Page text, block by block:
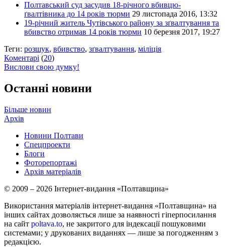
Полтавський суд засудив 18-річного вбивцю-
ґвалтівника до 14 років тюрми 29 листопада 2016, 13:32
19-річний житель Чутівського району за зґвалтування та
вбивство отримав 14 років тюрми 10 березня 2017, 19:27
Теги: розшук, вбивство, зґвалтування, міліція
Коментарі (20)
Вислови свою думку!
Останні новини
Більше новин
Архів
Новини Полтави
Спецпроекти
Блоги
Фоторепортажі
Архів матеріалів
© 2009 – 2026 Інтернет-видання «Полтавщина»
Використання матеріалів інтернет-видання «Полтавщина» на
інших сайтах дозволяється лише за наявності гіперпосилання
на сайт poltava.to, не закритого для індексації пошуковими
системами; у друкованих виданнях — лише за погодженням з
редакцією.